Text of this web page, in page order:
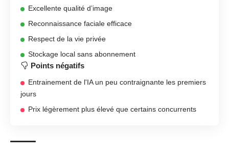
Excellente qualité d’image
Reconnaissance faciale efficace
Respect de la vie privée
Stockage local sans abonnement
Points négatifs
Entrainement de l'IA un peu contraignante les premiers
jours
Prix légèrement plus élevé que certains concurrents